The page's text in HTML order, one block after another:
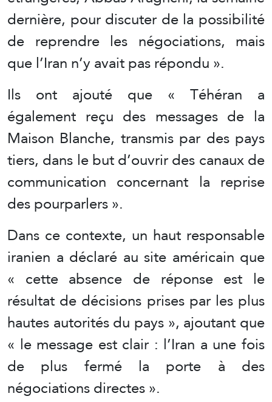
dernière, pour discuter de la possibilité
de reprendre les négociations, mais
que l’Iran n’y avait pas répondu ».
Ils ont ajouté que « Téhéran a
également reçu des messages de la
Maison Blanche, transmis par des pays
tiers, dans le but d’ouvrir des canaux de
communication concernant la reprise
des pourparlers ».
Dans ce contexte, un haut responsable
iranien a déclaré au site américain que
« cette absence de réponse est le
résultat de décisions prises par les plus
hautes autorités du pays », ajoutant que
« le message est clair : l’Iran a une fois
de plus fermé la porte à des
négociations directes ».